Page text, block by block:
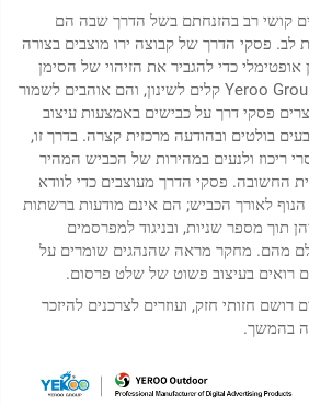
קושי רב בהזנחתם בשל הדרך שבה הם
לב. פסקי הדרך של קבוצה ירו מוצבים בצורה
כדי להגביר את הזיהוי של הסימן
המסחרי. פסקי הדרך של Yeroo Group קלים לשינון, והם אוהבים לשמור
פסקי דרך על כבישים באמצעות עיצוב
בולטים ובהודעה מרכזית קצרה. בדרך זו,
ריכוז ולנעים במהירות של הכביש המהיר
החשובה. פסקי הדרך מעוצבים כדי לוודא
לאורך הכביש; הם אינם מודעות ברשתות
תוך מספר שניות, ובניגוד למפרסמים
מהם. מחקר מראה שהנהגים שומרים על
רושם חזותי חזק, ועוזרים לצרכנים להיזכר
בהמשך.